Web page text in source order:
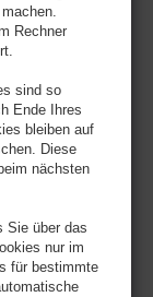
Rechner
sind so
Ende Ihres
bleiben auf
Diese
nächsten
Sie über das
nur im
für bestimmte